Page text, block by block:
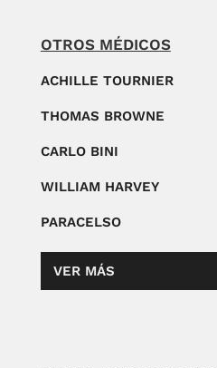
OTROS MÉDICOS
ACHILLE TOURNIER
THOMAS BROWNE
CARLO BINI
WILLIAM HARVEY
PARACELSO
VER MÁS